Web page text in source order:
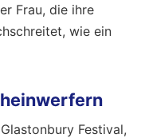
Frau, die ihre
wie ein
Festival,